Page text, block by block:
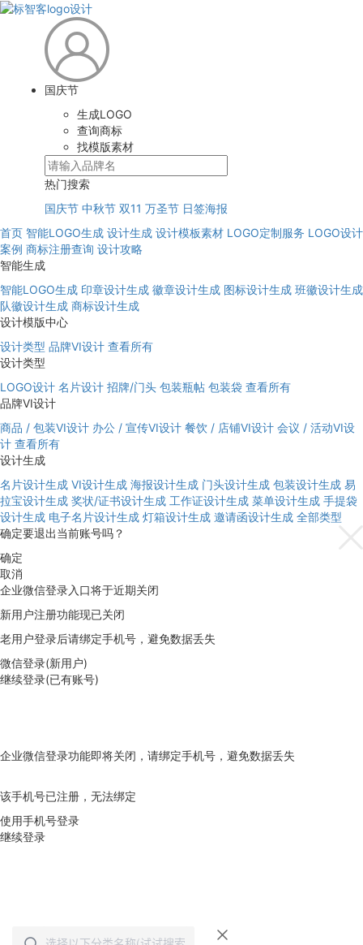
国庆节
生成LOGO
查询商标
找模版素材
热门搜索
国庆节 中秋节 双11 万圣节 日签海报
首页 智能LOGO生成 设计生成 设计模板素材 LOGO定制服务 LOGO设计
案例 商标注册查询 设计攻略
智能生成
智能LOGO生成 印章设计生成 徽章设计生成 图标设计生成 班徽设计生成
队徽设计生成 商标设计生成
设计模版中心
设计类型 品牌VI设计 查看所有
设计类型
LOGO设计 名片设计 招牌/门头 包装瓶帖 包装袋 查看所有
品牌VI设计
商品 / 包装VI设计 办公 / 宣传VI设计 餐饮 / 店铺VI设计 会议 / 活动VI设
计 查看所有
设计生成
名片设计生成 VI设计生成 海报设计生成 门头设计生成 包装设计生成 易
拉宝设计生成 奖状/证书设计生成 工作证设计生成 菜单设计生成 手提袋
设计生成 电子名片设计生成 灯箱设计生成 邀请函设计生成 全部类型
确定要退出当前账号吗？
确定
取消
企业微信登录入口将于近期关闭
新用户注册功能现已关闭
老用户登录后请绑定手机号，避免数据丢失
微信登录(新用户)
继续登录(已有账号)
企业微信登录功能即将关闭，请绑定手机号，避免数据丢失
该手机号已注册，无法绑定
使用手机号登录
继续登录